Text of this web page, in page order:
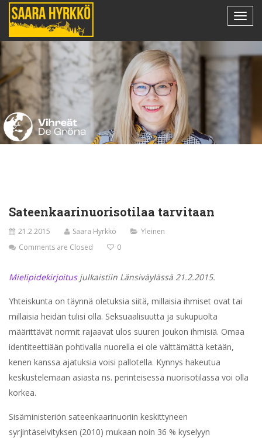
Sateenkaarinuorisotilaa tarvitaan
21.2.2015 Saara Hyrkkö
Yleinen
Comments are Closed
0
Mielipidekirjoitusjulkaistiin Länsiväylässä 21.2.2015.
Yhteiskunta on täynnä oletuksia siitä, millaisia ihmiset ovat tai
millaisia heidän tulisi olla. Seksuaalisuutta ja sukupuolta
määrittävät normit rajaavat ulos suuren joukon ihmisiä. Omaa
identiteettiään pohtivalla nuorella ei ole välttämättä ketään,
kenen kanssa ajatuksia voisi pallotella. Kynnys hakeutua
keskustelemaan asiasta ns. perinteisessä nuorisotilassa voi olla
korkea.
Sisäministeriön sateenkaarinuoriin keskittyneen
syrjintäselvityksen (2010) mukaan noin 36 % kyselyyn